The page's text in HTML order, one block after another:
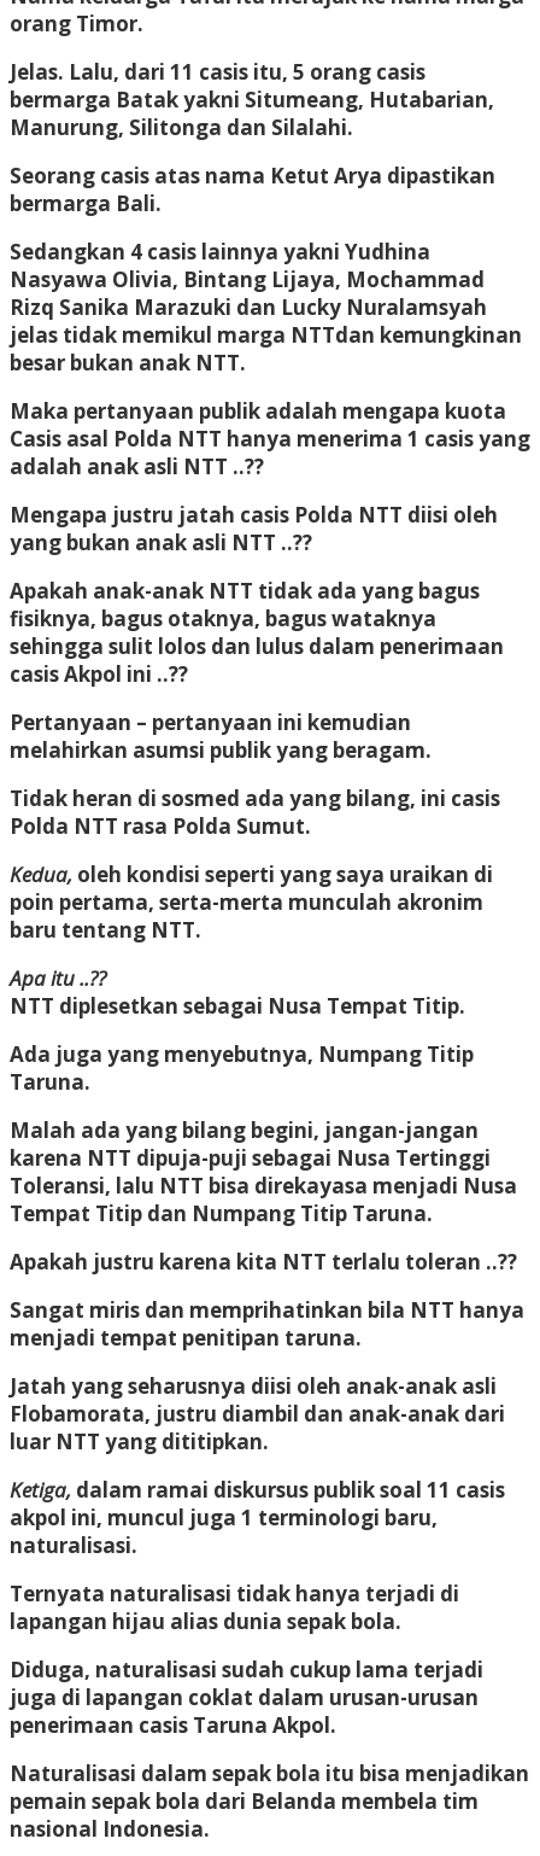
orang Timor.
Jelas. Lalu, dari 11 casis itu, 5 orang casis
bermarga Batak yakni Situmeang, Hutabarian,
Manurung, Silitonga dan Silalahi.
Seorang casis atas nama Ketut Arya dipastikan
bermarga Bali.
Sedangkan 4 casis lainnya yakni Yudhina
Nasyawa Olivia, Bintang Lijaya, Mochammad
Rizq Sanika Marazuki dan Lucky Nuralamsyah
jelas tidak memikul marga NTTdan kemungkinan
besar bukan anak NTT.
Maka pertanyaan publik adalah mengapa kuota
Casis asal Polda NTT hanya menerima 1 casis yang
adalah anak asli NTT ..??
Mengapa justru jatah casis Polda NTT diisi oleh
yang bukan anak asli NTT ..??
Apakah anak-anak NTT tidak ada yang bagus
fisiknya, bagus otaknya, bagus wataknya
sehingga sulit lolos dan lulus dalam penerimaan
casis Akpol ini ..??
Pertanyaan – pertanyaan ini kemudian
melahirkan asumsi publik yang beragam.
Tidak heran di sosmed ada yang bilang, ini casis
Polda NTT rasa Polda Sumut.
Kedua, oleh kondisi seperti yang saya uraikan di
poin pertama, serta-merta munculah akronim
baru tentang NTT.
Apa itu ..??
NTT diplesetkan sebagai Nusa Tempat Titip.
Ada juga yang menyebutnya, Numpang Titip
Taruna.
Malah ada yang bilang begini, jangan-jangan
karena NTT dipuja-puji sebagai Nusa Tertinggi
Toleransi, lalu NTT bisa direkayasa menjadi Nusa
Tempat Titip dan Numpang Titip Taruna.
Apakah justru karena kita NTT terlalu toleran ..??
Sangat miris dan memprihatinkan bila NTT hanya
menjadi tempat penitipan taruna.
Jatah yang seharusnya diisi oleh anak-anak asli
Flobamorata, justru diambil dan anak-anak dari
luar NTT yang dititipkan.
Ketiga, dalam ramai diskursus publik soal 11 casis
akpol ini, muncul juga 1 terminologi baru,
naturalisasi.
Ternyata naturalisasi tidak hanya terjadi di
lapangan hijau alias dunia sepak bola.
Diduga, naturalisasi sudah cukup lama terjadi
juga di lapangan coklat dalam urusan-urusan
penerimaan casis Taruna Akpol.
Naturalisasi dalam sepak bola itu bisa menjadikan
pemain sepak bola dari Belanda membela tim
nasional Indonesia.